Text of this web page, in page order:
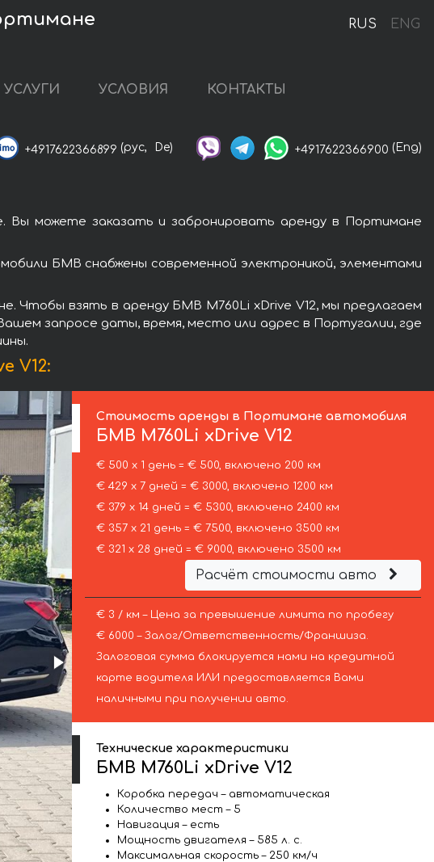
RUS ENG
УСЛУГИ УСЛОВИЯ КОНТАКТЫ
+4917622366899 (рус, De) +4917622366900 (Eng)
Вы можете заказать и забронировать аренду в Портимане
БМВ снабжены современной электроникой, элементами
Чтобы взять в аренду БМВ M760Li xDrive V12, мы предлагаем
запросе даты, время, место или адрес в Португалии, где
V12:
Стоимость аренды в Портимане автомобиля
БМВ M760Li xDrive V12
€ 500 х 1 день = € 500, включено 200 км
€ 429 х 7 дней = € 3000, включено 1200 км
€ 379 х 14 дней = € 5300, включено 2400 км
€ 357 х 21 день = € 7500, включено 3500 км
€ 321 х 28 дней = € 9000, включено 3500 км
Расчёт стоимости авто
€ 3 / км – Цена за превышение лимита по пробегу
€ 6000 – Залог/Ответственность/Франшиза.
Залоговая сумма блокируется нами на кредитной
карте водителя ИЛИ предоставляется Вами
наличными при получении авто.
Технические характеристики
БМВ M760Li xDrive V12
Коробка передач – автоматическая
Количество мест – 5
Навигация – есть
Мощность двигателя – 585 л. с.
Максимальная скорость – 250 км/ч